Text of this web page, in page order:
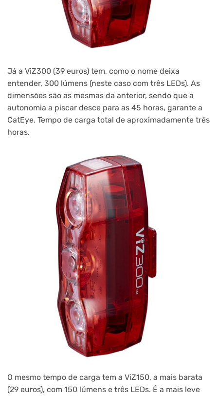
Já a ViZ300 (39 euros) tem, como o nome deixa
entender, 300 lúmens (neste caso com três LEDs). As
dimensões são as mesmas da anterior, sendo que a
autonomia a piscar desce para as 45 horas, garante a
CatEye. Tempo de carga total de aproximadamente três
horas.
O mesmo tempo de carga tem a ViZ150, a mais barata
(29 euros), com 150 lúmens e três LEDs. É a mais leve